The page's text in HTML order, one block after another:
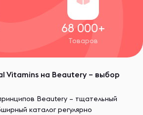
68 000+
Товаров
Vitamins на Beautery – выбор
Beautery – тщательный
каталог регулярно